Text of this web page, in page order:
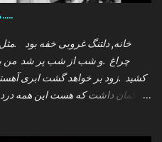
606..... من نمی‌دانستم معنی هرگز را.....
چراغ .و شب از شب پر شد من
کشید .زود بر خواهد گشت ابری
که گمان داشت که هست این همه